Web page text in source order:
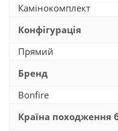
Камінокомплект
Конфігурація
Прямий
Бренд
Bonfire
Країна походження